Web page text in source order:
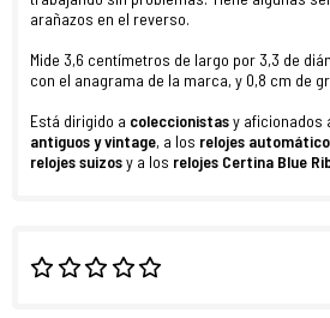
arañazos en el reverso.
Mide 3,6 centímetros de largo por 3,3 de
con el anagrama de la marca, y 0,8 cm de
Está dirigido a coleccionistasy aficionados
antiguos y vintage, a los relojes
relojes suizosy a los relojes Certina Blue